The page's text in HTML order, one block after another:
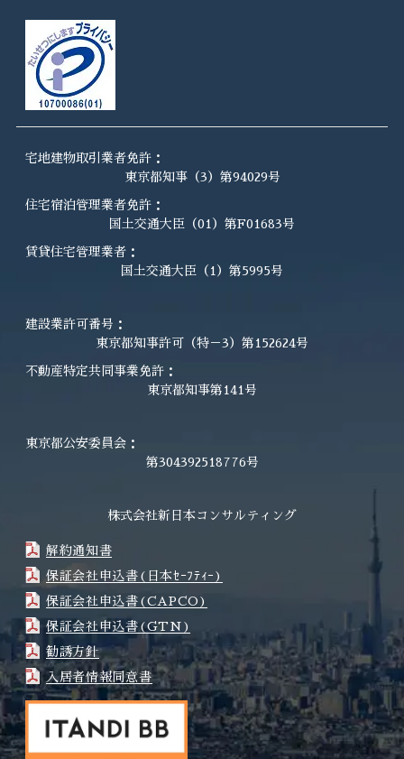
宅地建物取引業者免許：
東京都知事（3）第94029号
住宅宿泊管理業者免許：
国土交通大臣（01）第F01683号
賃貸住宅管理業者：
国土交通大臣（1）第5995号
建設業許可番号：
東京都知事許可（特－3）第152624号
不動産特定共同事業免許：
東京都知事第141号
東京都公安委員会：
第304392518776号
株式会社新日本コンサルティング
解約通知書
保証会社申込書(日本ｾｰﾌﾃｨｰ)
保証会社申込書(CAPCO)
保証会社申込書(GTN)
勧誘方針
入居者情報同意書